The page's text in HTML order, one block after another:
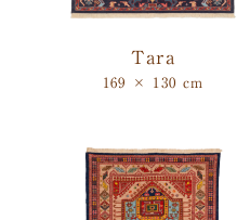
Tara
169 × 130 cm